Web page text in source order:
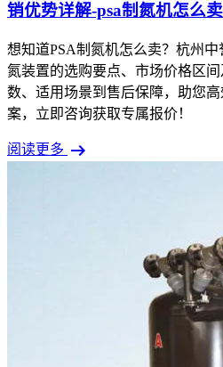
销优势详解-psa制氮机怎么卖
想知道PSA制氮机怎么卖？杭州
氮装置的选购要点、市场价格区
数、适用场景到售后保障，助您
案，立即咨询获取专属报价！
阅读更多 arrow_right_alt